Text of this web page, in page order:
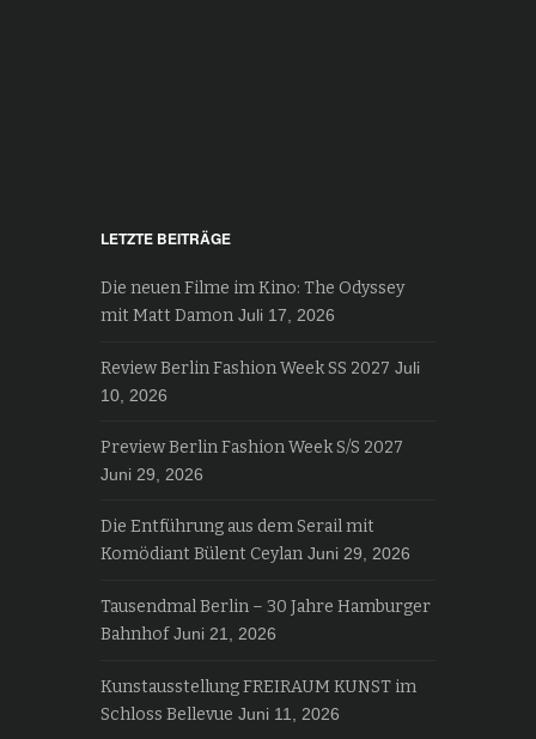
LETZTE BEITRÄGE
Die neuen Filme im Kino: The Odyssey
mit Matt Damon Juli 17, 2026
Review Berlin Fashion Week SS 2027 Juli
10, 2026
Preview Berlin Fashion Week S/S 2027
Juni 29, 2026
Die Entführung aus dem Serail mit
Komödiant Bülent Ceylan Juni 29, 2026
Tausendmal Berlin – 30 Jahre Hamburger
Bahnhof Juni 21, 2026
Kunstausstellung FREIRAUM KUNST im
Schloss Bellevue Juni 11, 2026